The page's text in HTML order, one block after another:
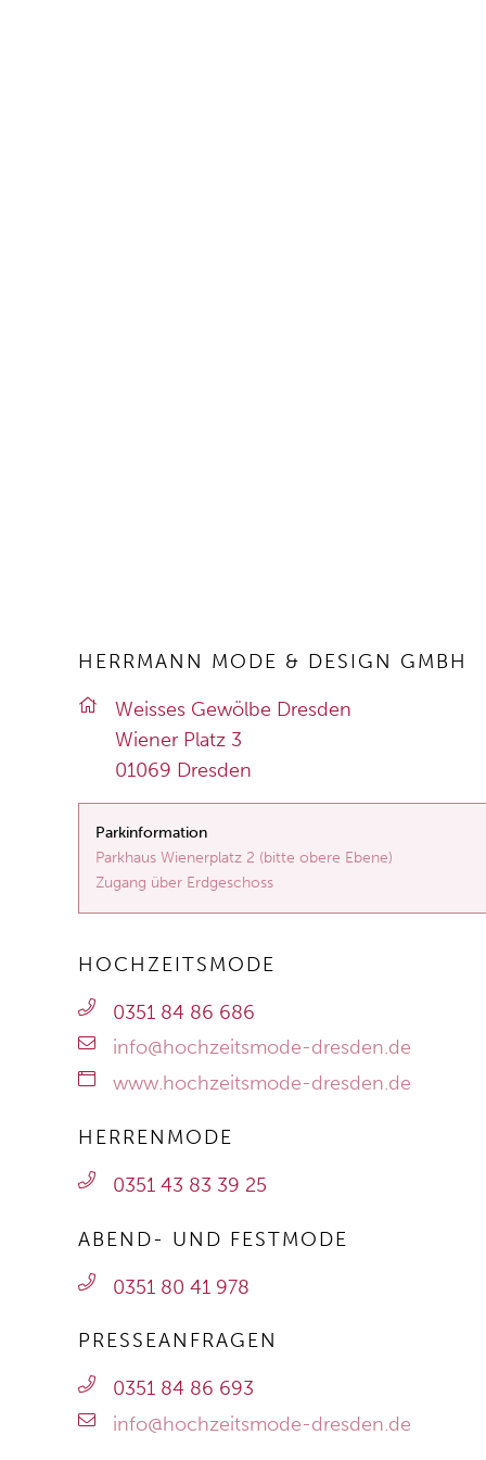
HERRMANN MODE & DESIGN GMBH
Weis­ses Ge­wöl­be Dres­den
Wie­ner Platz 3
01069 Dres­den
Parkinformation
Parkhaus Wienerplatz 2 (bitte obere Ebene)
Zugang über Erdgeschoss
HOCHZEITSMODE
0351 84 86 686
info@hochzeitsmode-dresden.de
www.hochzeitsmode-dresden.de
HERRENMODE
0351 43 83 39 25
ABEND- UND FESTMODE
0351 80 41 978
PRESSEANFRAGEN
0351 84 86 693
info@hochzeitsmode-dresden.de